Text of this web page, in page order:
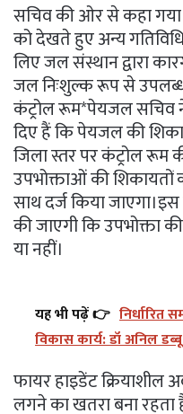
सचिव की ओर से कहा
को देखते हुए अन्य
लिए जल संस्थान द्वारा
जल निःशुल्क रूप से
कंट्रोल रूम*पेयजल सचिव ने
दिए हैं कि पेयजल की
जिला स्तर पर कंट्रोल रूम
उपभोक्ताओं की शिकायतों
साथ दर्ज किया
की जाएगी कि उपभोक्ता
या नहीं।
यह भी पढ़ें 👉 निर्धारित
विकास कार्य: डॉ अनिल डब्बू
फायर हाइडेंट क्रियाशील
लगने का खतरा बना